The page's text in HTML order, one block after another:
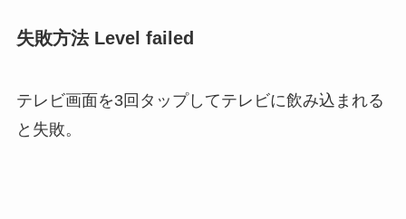
失敗方法 Level failed
テレビ画面を3回タップしてテレビに飲み込まれる
と失敗。